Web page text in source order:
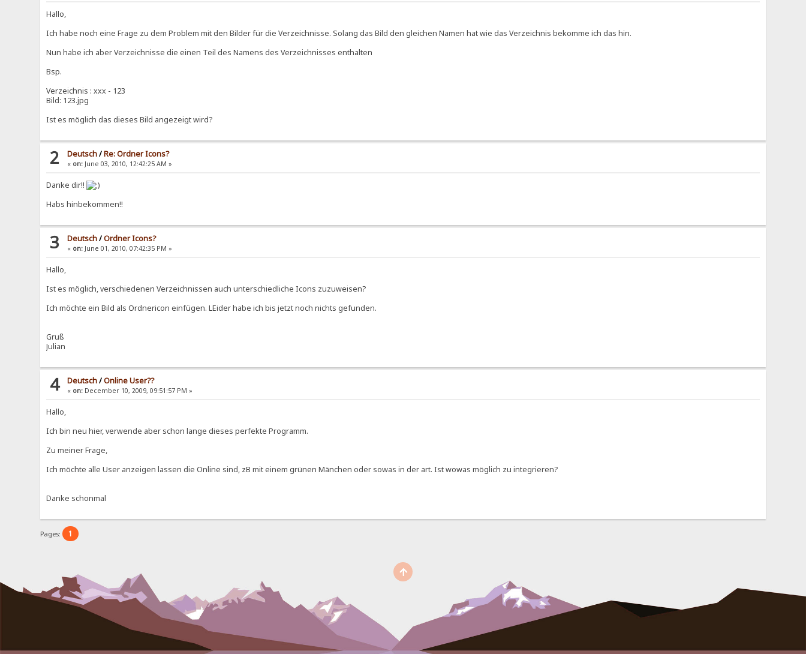
Hallo,
Ich habe noch eine Frage zu dem Problem mit den Bilder für die Verzeichnisse. Solang das Bild den gleichen Namen hat wie das Verzeichnis bekomme ich das hin.
Nun habe ich aber Verzeichnisse die einen Teil des Namens des Verzeichnisses enthalten
Bsp.
Verzeichnis : xxx - 123
Bild: 123.jpg
Ist es möglich das dieses Bild angezeigt wird?
2 Deutsch/Re: Ordner Icons?
« on: June 03, 2010, 12:42:25 AM »
Danke dir!!
Habs hinbekommen!!
3 Deutsch/Ordner Icons?
« on: June 01, 2010, 07:42:35 PM »
Hallo,
Ist es möglich, verschiedenen Verzeichnissen auch unterschiedliche Icons zuzuweisen?
Ich möchte ein Bild als Ordnericon einfügen. LEider habe ich bis jetzt noch nichts gefunden.
Gruß
Julian
4 Deutsch/Online User??
« on: December 10, 2009, 09:51:57 PM »
Hallo,
Ich bin neu hier, verwende aber schon lange dieses perfekte Programm.
Zu meiner Frage,
Ich möchte alle User anzeigen lassen die Online sind, zB mit einem grünen Mänchen oder sowas in der art. Ist wowas möglich zu integrieren?
Danke schonmal
Pages: 1